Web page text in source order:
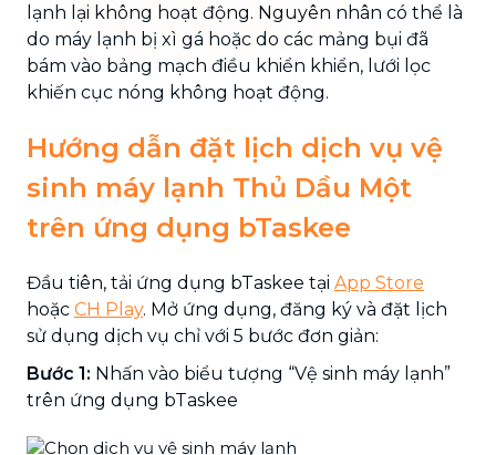
lạnh lại không hoạt động. Nguyên nhân có thể là
do máy lạnh bị xì gá hoặc do các mảng bụi đã
bám vào bảng mạch điều khiển khiển, lưới lọc
khiến cục nóng không hoạt động.
Hướng dẫn đặt lịch dịch vụ vệ
sinh máy lạnh Thủ Dầu Một
trên ứng dụng bTaskee
Đầu tiên, tải ứng dụng bTaskee tại App Store
hoặc CH Play. Mở ứng dụng, đăng ký và đặt lịch
sử dụng dịch vụ chỉ với 5 bước đơn giản:
Bước 1: Nhấn vào biểu tượng “Vệ sinh máy lạnh”
trên ứng dụng bTaskee